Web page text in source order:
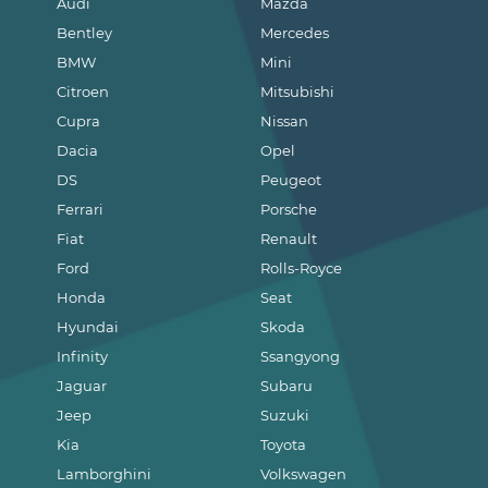
Audi
Bentley
BMW
Citroen
Cupra
Dacia
DS
Ferrari
Fiat
Ford
Honda
Hyundai
Infinity
Jaguar
Jeep
Kia
Lamborghini
Mazda
Mercedes
Mini
Mitsubishi
Nissan
Opel
Peugeot
Porsche
Renault
Rolls-Royce
Seat
Skoda
Ssangyong
Subaru
Suzuki
Toyota
Volkswagen